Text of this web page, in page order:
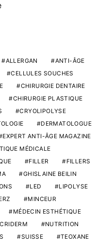
ALLERGAN
ANTI-ÂGE
CELLULES SOUCHES
CHIRURGIE DENTAIRE
CHIRURGIE PLASTIQUE
CRYOLIPOLYSE
DERMATOLOGUE
EXPERT ANTI-ÂGE MAGAZINE
MÉDICALE
FILLER
FILLERS
GHISLAINE BEILIN
LED
LIPOLYSE
MINCEUR
MÉDECIN ESTHÉTIQUE
NUTRITION
SUISSE
TEOXANE